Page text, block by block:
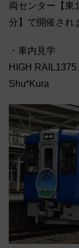
両センター【東
分】で開催され
・車内見学
HIGH
Shu*Kura